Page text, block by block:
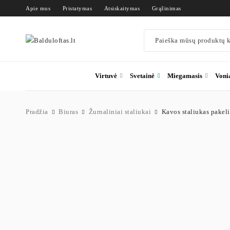
Apie mus Pristatymas Atsiskaitymas Grąžinimas
Virtuvė Svetainė Miegamasis
Pradžia Biuras Žurnaliniai staliukai Kavos staliukas